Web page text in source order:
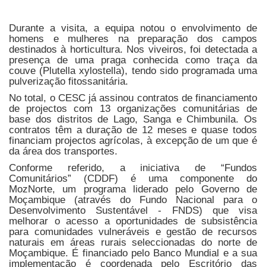
Durante a visita, a equipa notou o envolvimento de
homens e mulheres na preparação dos campos
destinados à horticultura. Nos viveiros, foi detectada a
presença de uma praga conhecida como traça da
couve (Plutella xylostella), tendo sido programada uma
pulverização fitossanitária.
No total, o CESC já assinou contratos de financiamento
de projectos com 13 organizações comunitárias de
base dos distritos de Lago, Sanga e Chimbunila. Os
contratos têm a duração de 12 meses e quase todos
financiam projectos agrícolas, à excepção de um que é
da área dos transportes.
Conforme referido, a iniciativa de “Fundos
Comunitários” (CDDF) é uma componente do
MozNorte, um programa liderado pelo Governo de
Moçambique (através do Fundo Nacional para o
Desenvolvimento Sustentável - FNDS) que visa
melhorar o acesso a oportunidades de subsistência
para comunidades vulneráveis e gestão de recursos
naturais em áreas rurais seleccionadas do norte de
Moçambique. É financiado pelo Banco Mundial e a sua
implementação é coordenada pelo Escritório das